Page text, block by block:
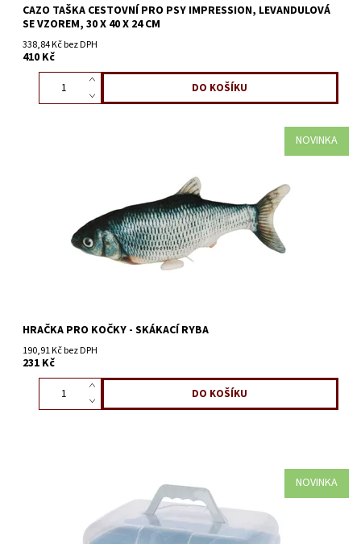
CAZO TAŠKA CESTOVNÍ PRO PSY IMPRESSION, LEVANDULOVÁ
SE VZOREM, 30 X 40 X 24 CM
338,84 Kč bez DPH
410 Kč
NOVINKA
HRAČKA PRO KOČKY - SKÁKACÍ RYBA
190,91 Kč bez DPH
231 Kč
NOVINKA